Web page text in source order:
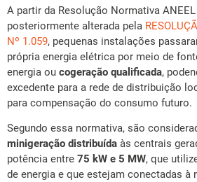
A partir da Resolução Normativa
posteriormente alterada pela
Nº 1.059, pequenas instalações
própria energia elétrica por meio de
energia ou cogeração qualificada,
excedente para a rede de distribuição
para compensação do consumo futuro.
Segundo essa normativa, são
minigeração distribuída às centrais
potência entre 75 kW e 5 MW, que
de energia e que estejam conectadas à